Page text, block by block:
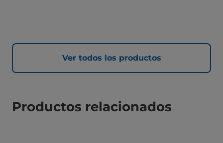
Ver todos los productos
Productos relacionados